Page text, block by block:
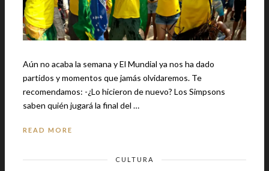
Aún no acaba la semana y El Mundial ya nos ha dado
partidos y momentos que jamás olvidaremos. Te
recomendamos: -¿Lo hicieron de nuevo? Los Simpsons
saben quién jugará la final del …
READ MORE
CULTURA